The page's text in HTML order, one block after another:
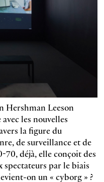
Hershman Leeson
les nouvelles
la figure du
de surveillance et de
70, déjà, elle conçoit des
spectateurs par le biais
on un « cyborg » ?